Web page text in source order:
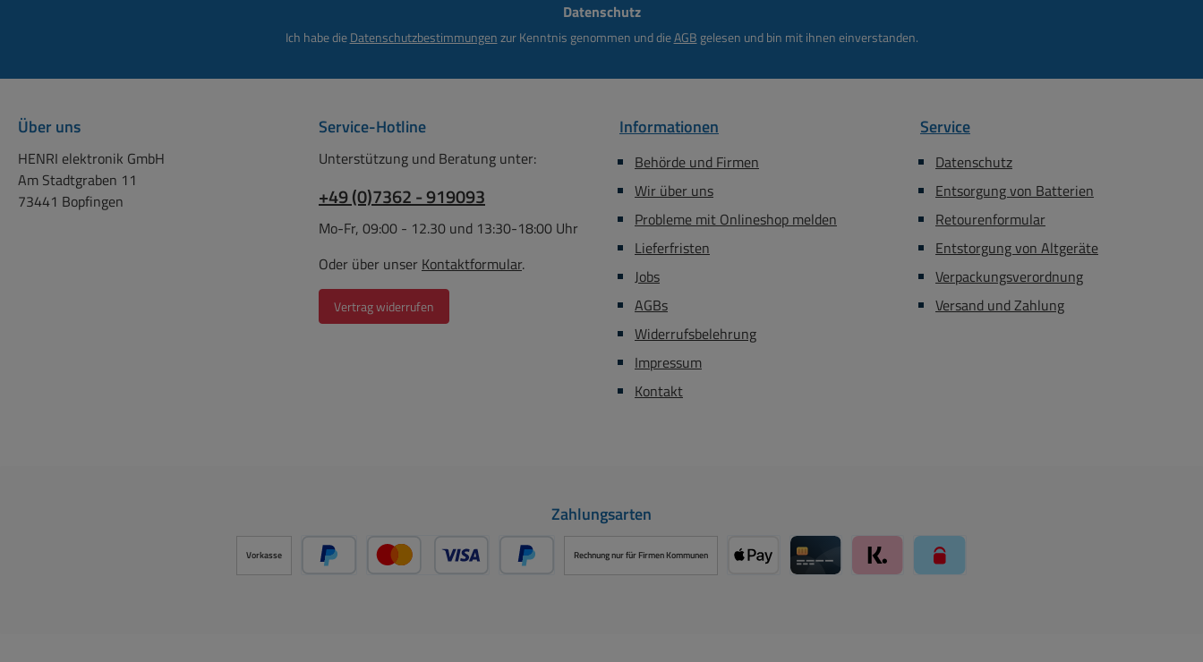
Datenschutz
Ich habe dieDatenschutzbestimmungenzur Kenntnis genommen und dieAGB gelesen und bin mit ihnen einverstanden.
Über uns
HENRI elektronik GmbH
Am Stadtgraben 11
73441 Bopfingen
Service-Hotline
Unterstützung und Beratung unter:
+49 (0)7362 - 919093
Mo-Fr, 09:00 - 12.30 und 13:30-18:00 Uhr
Oder über unser Kontaktformular.
Vertrag widerrufen
Informationen
Behörde und Firmen
Wir über uns
Probleme mit Onlineshop melden
Lieferfristen
Jobs
AGBs
Widerrufsbelehrung
Impressum
Kontakt
Service
Datenschutz
Entsorgung von Batterien
Retourenformular
Entstorgung von Altgeräte
Verpackungsverordnung
Versand und Zahlung
Zahlungsarten
Vorkasse Rechnung nur für Firmen Kommunen